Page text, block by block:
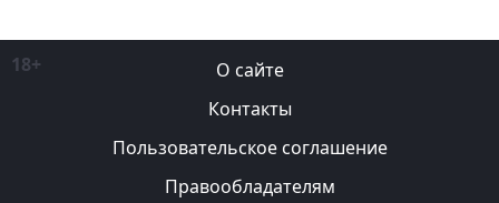
18+
О сайте
Контакты
Пользовательское соглашение
Правообладателям